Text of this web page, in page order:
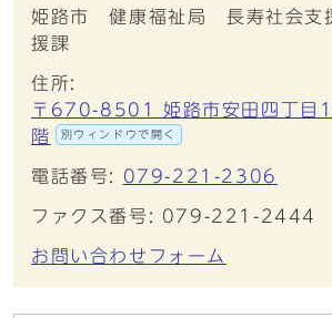
姫路市 健康福祉局 長寿社会支
援課
住所:
〒670-8501 姫路市安田四丁目
階
別ウィンドウで開く
電話番号: 079-221-2306
ファクス番号: 079-221-2444
お問い合わせフォーム